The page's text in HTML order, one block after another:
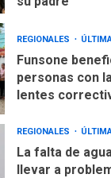
REGIONALES
Funsone
personas con
lentes
REGIONALES
La falta de
llevar a